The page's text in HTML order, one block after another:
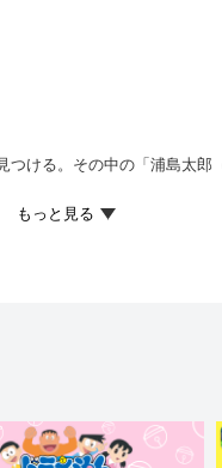
ける。その中の「浦島太
り出し、二人は浦島太郎